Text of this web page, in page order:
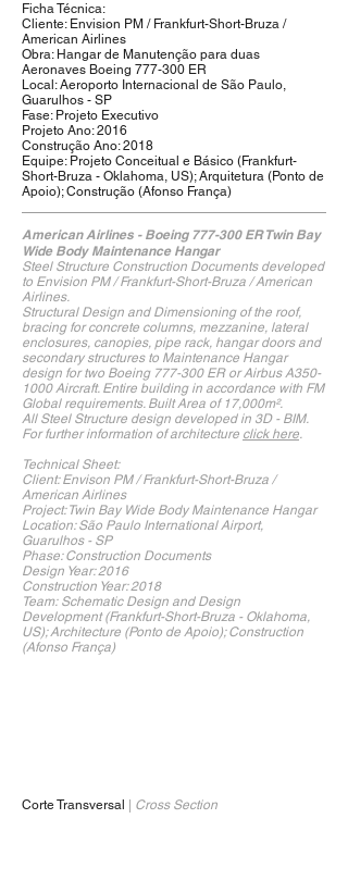
Ficha Técnica:
Cliente: Envision PM / Frankfurt-Short-Bruza /
American Airlines
Obra: Hangar de Manutenção para duas
Aeronaves Boeing 777-300 ER
Local: Aeroporto Internacional de São Paulo,
Guarulhos - SP
Fase: Projeto Executivo
Projeto Ano: 2016
Construção Ano: 2018
Equipe: Projeto Conceitual e Básico (Frankfurt-
Short-Bruza - Oklahoma, US); Arquitetura (Ponto de
Apoio); Construção (Afonso França)
American Airlines - Boeing 777-300 ER Twin Bay
Wide Body Maintenance Hangar
Steel Structure Construction Documents developed
to Envision PM / Frankfurt-Short-Bruza / American
Airlines.
Structural Design and Dimensioning of the roof,
bracing for concrete columns, mezzanine, lateral
enclosures, canopies, pipe rack, hangar doors and
secondary structures to Maintenance Hangar
design for two Boeing 777-300 ER or Airbus A350-
1000 Aircraft. Entire building in accordance with FM
Global requirements. Built Area of 17,000m².
All Steel Structure design developed in 3D - BIM.
For further information of architecture click here.
Technical Sheet:
Client: Envison PM / Frankfurt-Short-Bruza /
American Airlines
Project: Twin Bay Wide Body Maintenance Hangar
Location: São Paulo International Airport,
Guarulhos - SP
Phase: Construction Documents
Design Year: 2016
Construction Year: 2018
Team: Schematic Design and Design
Development (Frankfurt-Short-Bruza - Oklahoma,
US); Architecture (Ponto de Apoio); Construction
(Afonso França)
Corte Transversal Cross Section